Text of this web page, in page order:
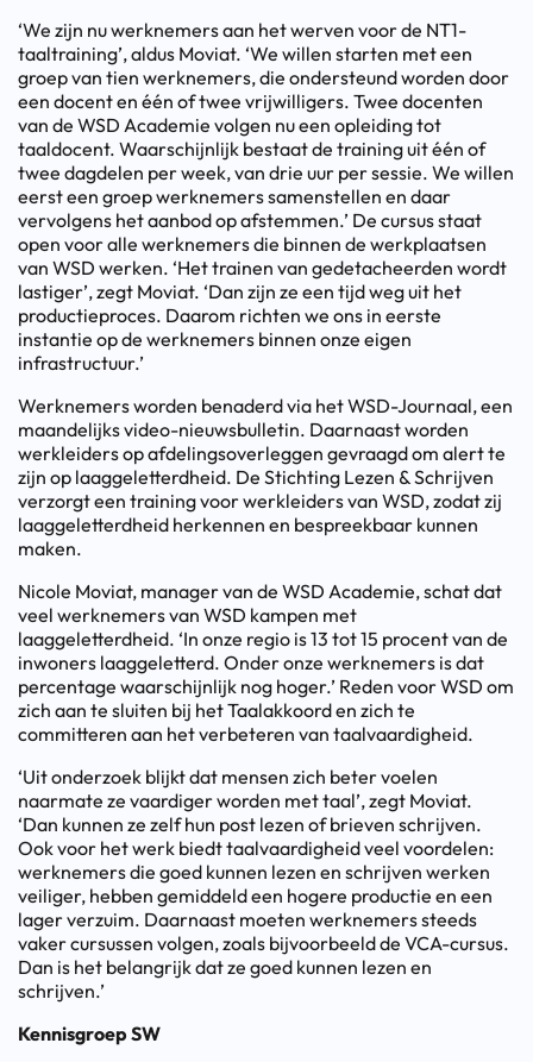
‘We zijn nu werknemers aan het werven voor de NT1-
taaltraining’, aldus Moviat. ‘We willen starten met een
groep van tien werknemers, die ondersteund worden door
een docent en één of twee vrijwilligers. Twee docenten
van de WSD Academie volgen nu een opleiding tot
taaldocent. Waarschijnlijk bestaat de training uit één of
twee dagdelen per week, van drie uur per sessie. We willen
eerst een groep werknemers samenstellen en daar
vervolgens het aanbod op afstemmen.’ De cursus staat
open voor alle werknemers die binnen de werkplaatsen
van WSD werken. ‘Het trainen van gedetacheerden wordt
lastiger’, zegt Moviat. ‘Dan zijn ze een tijd weg uit het
productieproces. Daarom richten we ons in eerste
instantie op de werknemers binnen onze eigen
infrastructuur.’
Werknemers worden benaderd via het WSD-Journaal, een
maandelijks video-nieuwsbulletin. Daarnaast worden
werkleiders op afdelingsoverleggen gevraagd om alert te
zijn op laaggeletterdheid. De Stichting Lezen & Schrijven
verzorgt een training voor werkleiders van WSD, zodat zij
laaggeletterdheid herkennen en bespreekbaar kunnen
maken.
Nicole Moviat, manager van de WSD Academie, schat dat
veel werknemers van WSD kampen met
laaggeletterdheid. ‘In onze regio is 13 tot 15 procent van de
inwoners laaggeletterd. Onder onze werknemers is dat
percentage waarschijnlijk nog hoger.’ Reden voor WSD om
zich aan te sluiten bij het Taalakkoord en zich te
committeren aan het verbeteren van taalvaardigheid.
‘Uit onderzoek blijkt dat mensen zich beter voelen
naarmate ze vaardiger worden met taal’, zegt Moviat.
‘Dan kunnen ze zelf hun post lezen of brieven schrijven.
Ook voor het werk biedt taalvaardigheid veel voordelen:
werknemers die goed kunnen lezen en schrijven werken
veiliger, hebben gemiddeld een hogere productie en een
lager verzuim. Daarnaast moeten werknemers steeds
vaker cursussen volgen, zoals bijvoorbeeld de VCA-cursus.
Dan is het belangrijk dat ze goed kunnen lezen en
schrijven.’
Kennisgroep SW